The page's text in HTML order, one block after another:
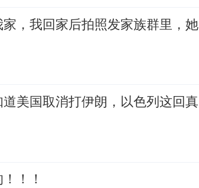
，我回家后拍照发家族群里，她
美国取消打伊朗，以色列这回真
！！